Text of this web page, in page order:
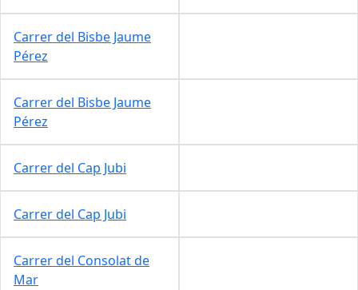
Carrer del Bisbe Jaume
Pérez
Carrer del Bisbe Jaume
Pérez
Carrer del Cap Jubi
Carrer del Cap Jubi
Carrer del Consolat de
Mar